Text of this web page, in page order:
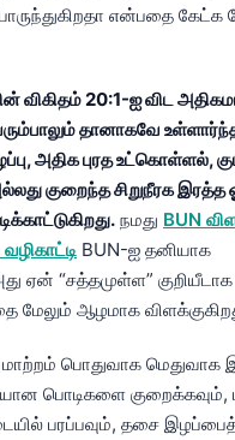
என்பதை கேட்க
விகிதம் 20:1-ஐ விட
தானாகவே உள்ளார்ந்த
அதிக புரத உட்கொள்ளல்,
குறைந்த சிறுநீரக இரத்த
நமது BUN
BUN-ஐ தனியாக
ஏன் “சத்தமுள்ள” குறியீடாக
மேலும் ஆழமாக
மாற்றம் பொதுவாக மெதுவாக
பொடிகளை குறைக்கவும்,
பரப்பவும், தசை